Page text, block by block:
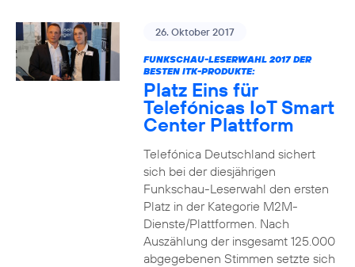
26. Oktober 2017
FUNKSCHAU-LESERWAHL 2017 DER
BESTEN ITK-PRODUKTE:
Platz Eins für
Telefónicas IoT Smart
Center Plattform
Telefónica Deutschland sichert
sich bei der diesjährigen
Funkschau-Leserwahl den ersten
Platz in der Kategorie M2M-
Dienste/Plattformen. Nach
Auszählung der insgesamt 125.000
abgegebenen Stimmen setzte sich